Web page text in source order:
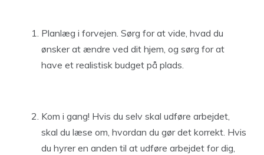
Planlæg i forvejen. Sørg for at vide, hvad du
ønsker at ændre ved dit hjem, og sørg for at
have et realistisk budget på plads.
Kom i gang! Hvis du selv skal udføre arbejdet,
skal du læse om, hvordan du gør det korrekt. Hvis
du hyrer en anden til at udføre arbejdet for dig,